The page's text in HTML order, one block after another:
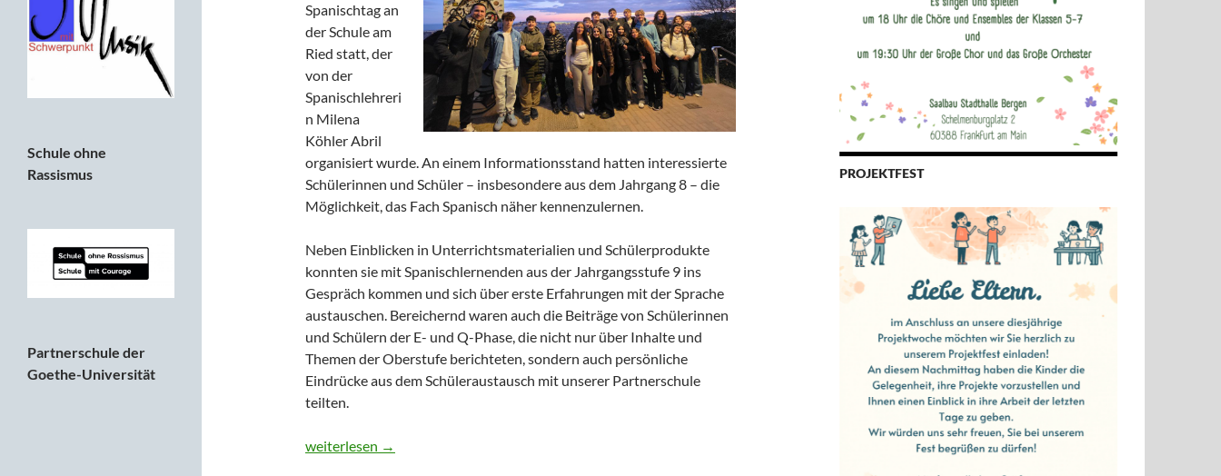
Spanischtag an
der Schule am
Ried statt, der
von der
Spanischlehreri
n Milena
Köhler Abril
organisiert wurde. An einem Informationsstand hatten interessierte
Schülerinnen und Schüler – insbesondere aus dem Jahrgang 8 – die
Möglichkeit, das Fach Spanisch näher kennenzulernen.
Neben Einblicken in Unterrichtsmaterialien und Schülerprodukte
konnten sie mit Spanischlernenden aus der Jahrgangsstufe 9 ins
Gespräch kommen und sich über erste Erfahrungen mit der Sprache
austauschen. Bereichernd waren auch die Beiträge von Schülerinnen
und Schülern der E- und Q-Phase, die nicht nur über Inhalte und
Themen der Oberstufe berichteten, sondern auch persönliche
Eindrücke aus dem Schüleraustausch mit unserer Partnerschule
teilten.
Spanischtag an der Schule am Ried
weiterlesen →
PROJEKTFEST
Schule ohne
Rassismus
Partnerschule der
Goethe-Universität